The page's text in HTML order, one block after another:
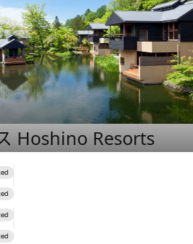
Hoshino Resorts